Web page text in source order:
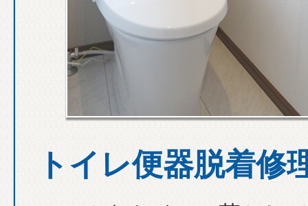
トイレ便器脱着修